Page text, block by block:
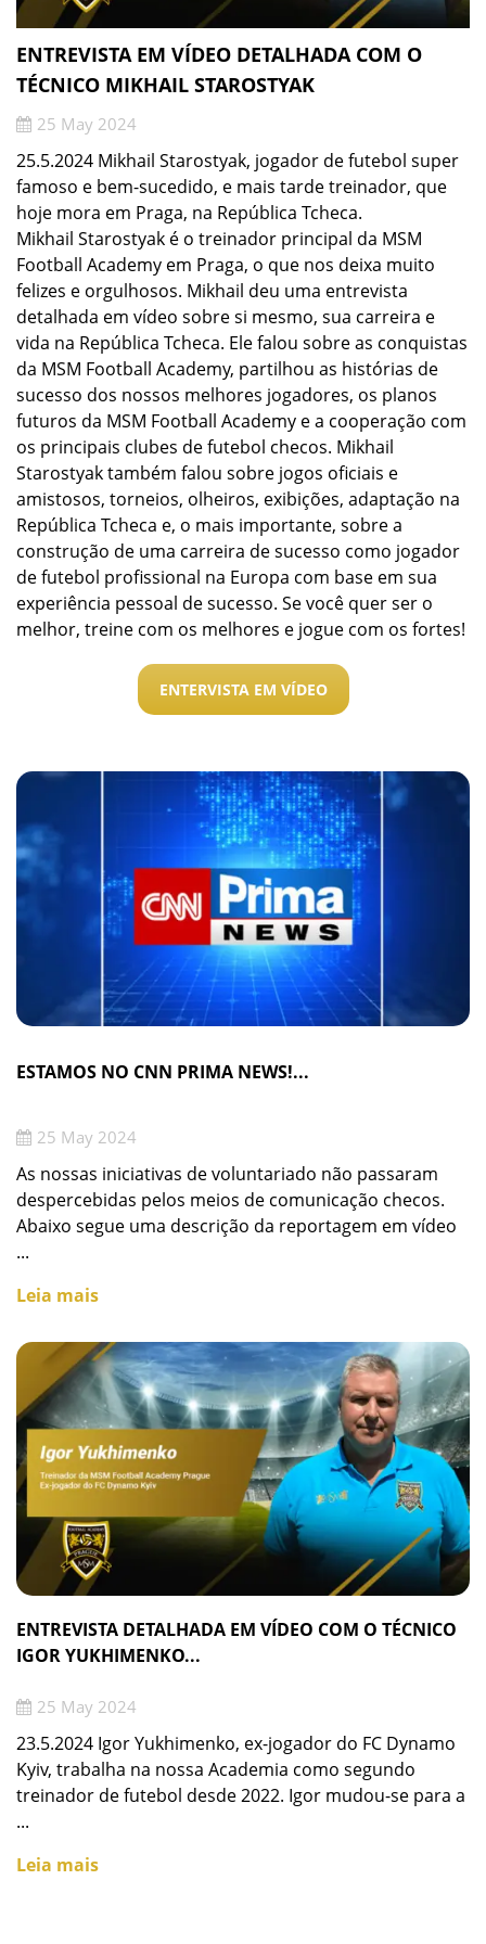
ENTREVISTA EM VÍDEO DETALHADA COM O
TÉCNICO MIKHAIL STAROSTYAK
25 May 2024
25.5.2024 Mikhail Starostyak, jogador de futebol super
famoso e bem-sucedido, e mais tarde treinador, que
hoje mora em Praga, na República Tcheca.
Mikhail Starostyak é o treinador principal da MSM
Football Academy em Praga, o que nos deixa muito
felizes e orgulhosos. Mikhail deu uma entrevista
detalhada em vídeo sobre si mesmo, sua carreira e
vida na República Tcheca. Ele falou sobre as conquistas
da MSM Football Academy, partilhou as histórias de
sucesso dos nossos melhores jogadores, os planos
futuros da MSM Football Academy e a cooperação com
os principais clubes de futebol checos. Mikhail
Starostyak também falou sobre jogos oficiais e
amistosos, torneios, olheiros, exibições, adaptação na
República Tcheca e, o mais importante, sobre a
construção de uma carreira de sucesso como jogador
de futebol profissional na Europa com base em sua
experiência pessoal de sucesso. Se você quer ser o
melhor, treine com os melhores e jogue com os fortes!
ENTERVISTA EM VÍDEO
ESTAMOS NO CNN PRIMA NEWS!...
25 May 2024
As nossas iniciativas de voluntariado não passaram
despercebidas pelos meios de comunicação checos.
Abaixo segue uma descrição da reportagem em vídeo
...
Leia mais
ENTREVISTA DETALHADA EM VÍDEO COM O TÉCNICO
IGOR YUKHIMENKO...
25 May 2024
23.5.2024 Igor Yukhimenko, ex-jogador do FC Dynamo
Kyiv, trabalha na nossa Academia como segundo
treinador de futebol desde 2022. Igor mudou-se para a
...
Leia mais